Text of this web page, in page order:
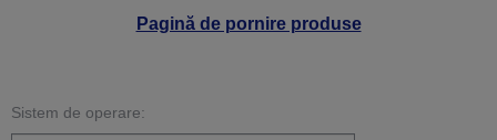
Pagină de pornire produse
Sistem de operare: